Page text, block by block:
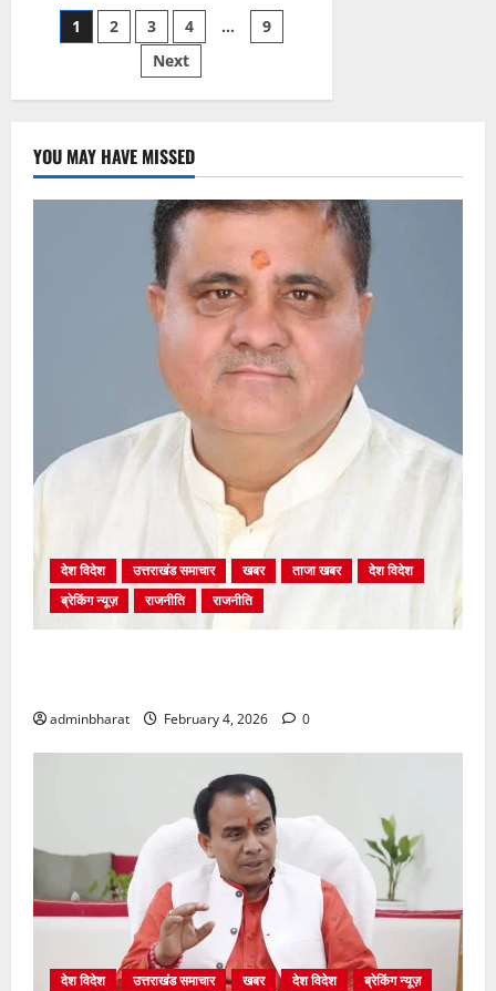
कुकरेती
को
विशेष
सचिव
गृह
जिम्मेदारी,
हुईं
पदोन्नत,
अब
SDRF
का
भी
जिम्मा
Posts
pagination
1 2 3 4 …
9
Next
YOU MAY HAVE MISSED
देश विदेश उत्तराखंड समाचार खबर ताजा खबर
देश विदेश
ब्रेकिंग न्यूज़
राजनीति राजनीति
adminbharat February 4, 2026 0
देश विदेश उत्तराखंड समाचार खबर देश विदेश
ब्रेकिंग न्यूज़